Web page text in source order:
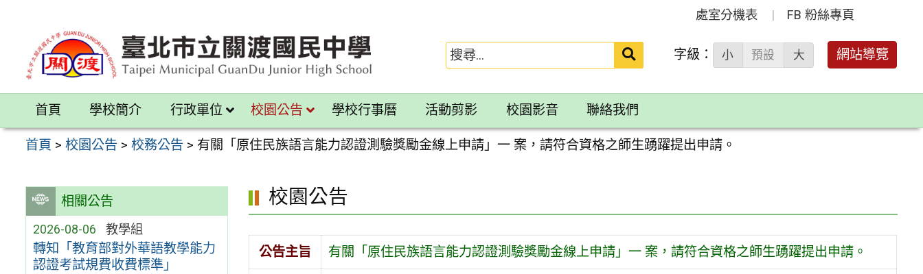
內
區
處室分機表 FB 粉絲專頁
送出 字級： 小 預設 大 網站導覽
首頁 學校簡介 行政單位 校園公告 學校行事曆 活動剪影 校園影音 聯絡我們
首頁 >校園公告 >校務公告 > 有關「原住民族語言能力認證測驗獎勵金線上申請」一 案，請符合資格之師生踴躍提出申請。
相關公告
2026-08-06 教學組
轉知「教育部對外華語教學能力
認證考試規費收費標準」
校園公告
公告主旨 有關「原住民族語言能力認證測驗獎勵金線上申請」一 案，請符合資格之師生踴躍提出申請。